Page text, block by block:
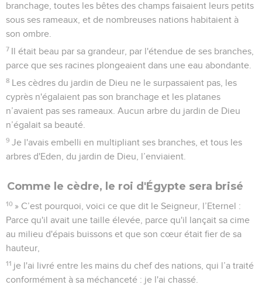
branchage, toutes les bêtes des champs faisaient leurs petits
sous ses rameaux, et de nombreuses nations habitaient à
son ombre.
7 Il était beau par sa grandeur, par l'étendue de ses branches,
parce que ses racines plongeaient dans une eau abondante.
8 Les cèdres du jardin de Dieu ne le surpassaient pas, les
cyprès n'égalaient pas son branchage et les platanes
n’avaient pas ses rameaux. Aucun arbre du jardin de Dieu
n’égalait sa beauté.
9 Je l'avais embelli en multipliant ses branches, et tous les
arbres d'Eden, du jardin de Dieu, l’enviaient.
Comme le cèdre, le roi d'Égypte sera brisé
10 » C’est pourquoi, voici ce que dit le Seigneur, l’Eternel :
Parce qu'il avait une taille élevée, parce qu'il lançait sa cime
au milieu d'épais buissons et que son cœur était fier de sa
hauteur,
11 je l'ai livré entre les mains du chef des nations, qui l’a traité
conformément à sa méchanceté : je l'ai chassé.